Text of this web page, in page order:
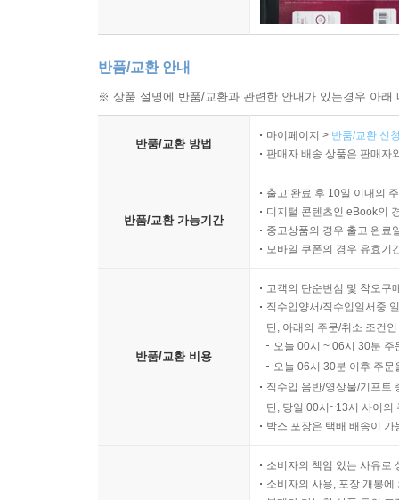
반품/교환 안내
※ 상품 설명에 반품/교환과 관련한 안내가 있는경우 아
반품/교환 방법
마이페이지 > 반품/교환 신
판매자 배송 상품은 판매자
반품/교환 가능기간
출고 완료 후 10일 이내의
디지털 콘텐츠인 eBook의
중고상품의 경우 출고 완료
모바일 쿠폰의 경우 유효기
반품/교환 비용
고객의 단순변심 및 착오구
직수입양서/직수입일서중
단, 아래의 주문/취소 조건
오늘 00시 ~ 06시 30분
오늘 06시 30분 이후 주
직수입 음반/영상물/기프트
단, 당일 00시~13시 사이의
박스 포장은 택배 배송이
소비자의 책임 있는 사유로
소비자의 사용, 포장 개봉